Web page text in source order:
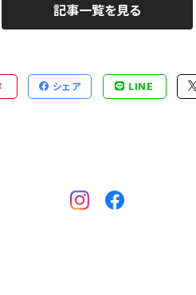
記事一覧を見る
シェア LINE